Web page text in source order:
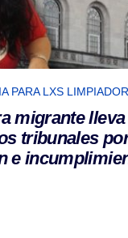
PARA LXS
migrante
tribunales
e